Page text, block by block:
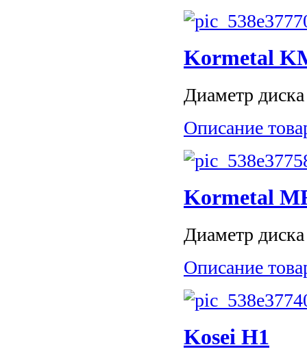
Kormetal
Диаметр
Описание
Kormetal
Диаметр
Описание
Kosei H1